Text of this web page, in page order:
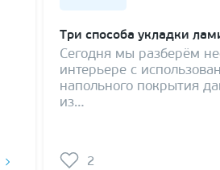
Три способа укладки
Сегодня мы разберём
интерьере с
напольного покрытия
из…
2